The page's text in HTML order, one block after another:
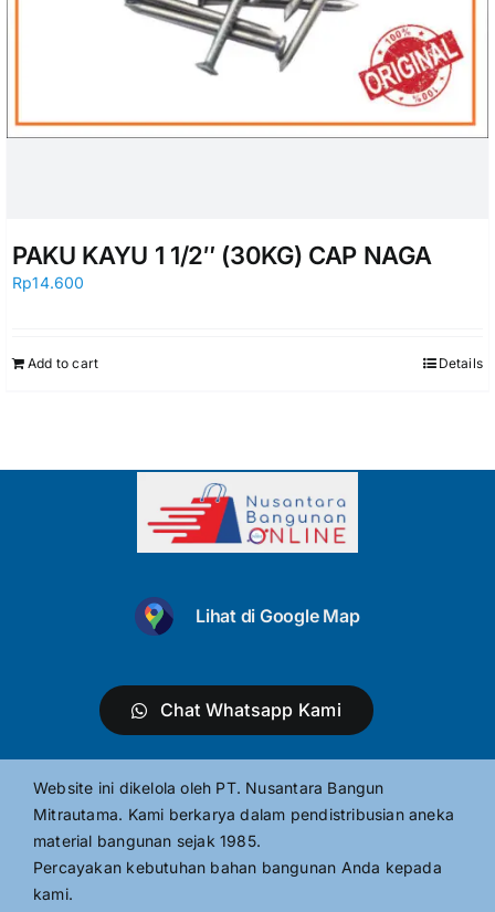
PAKU KAYU 1 1/2″ (30KG) CAP NAGA
Rp14.600
Add to cart Details
Lihat di Google Map
Chat Whatsapp Kami
Website ini dikelola oleh PT. Nusantara Bangun
Mitrautama. Kami berkarya dalam pendistribusian aneka
material bangunan sejak 1985.
Percayakan kebutuhan bahan bangunan Anda kepada
kami.